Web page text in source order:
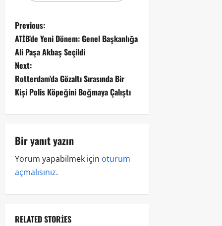
Previous:
ATİB’de Yeni Dönem: Genel Başkanlığa
Ali Paşa Akbaş Seçildi
Next:
Rotterdam’da Gözaltı Sırasında Bir
Kişi Polis Köpeğini Boğmaya Çalıştı
Bir yanıt yazın
Yorum yapabilmek için oturum
açmalısınız.
RELATED STORIES